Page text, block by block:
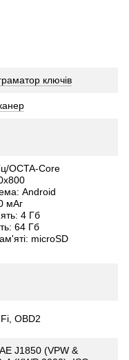
ключів
OCTA-Core
Android
мАг
4 Гб
64 Гб
microSD
OBD2
J1850 (VPW &